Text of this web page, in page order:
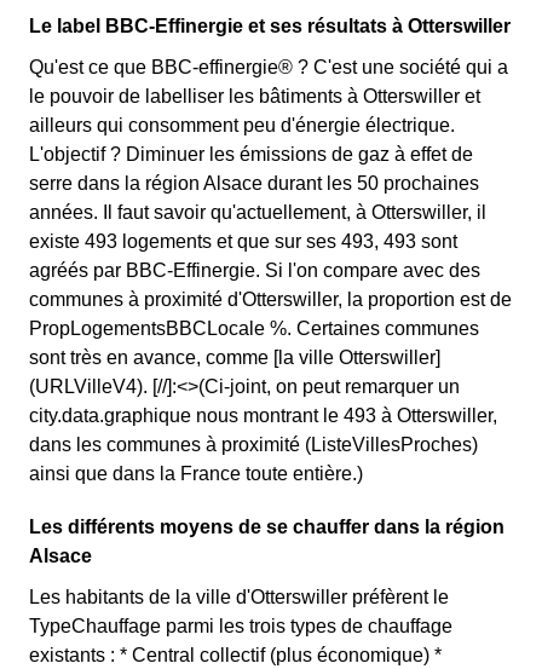
Le label BBC-Effinergie et ses résultats à Otterswiller
Qu'est ce que BBC-effinergie® ? C'est une société qui a
le pouvoir de labelliser les bâtiments à Otterswiller et
ailleurs qui consomment peu d'énergie électrique.
L'objectif ? Diminuer les émissions de gaz à effet de
serre dans la région Alsace durant les 50 prochaines
années. Il faut savoir qu'actuellement, à Otterswiller, il
existe 493 logements et que sur ses 493, 493 sont
agréés par BBC-Effinergie. Si l'on compare avec des
communes à proximité d'Otterswiller, la proportion est de
PropLogementsBBCLocale %. Certaines communes
sont très en avance, comme [la ville Otterswiller]
(URLVilleV4). [//]:<>(Ci-joint, on peut remarquer un
city.data.graphique nous montrant le 493 à Otterswiller,
dans les communes à proximité (ListeVillesProches)
ainsi que dans la France toute entière.)
Les différents moyens de se chauffer dans la région
Alsace
Les habitants de la ville d'Otterswiller préfèrent le
TypeChauffage parmi les trois types de chauffage
existants : * Central collectif (plus économique) *